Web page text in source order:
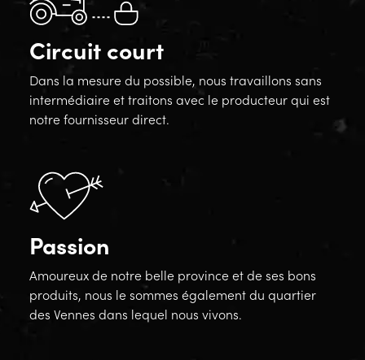
Circuit court
Dans la mesure du possible, nous travaillons sans
intermédiaire et traitons avec le producteur qui est
notre fournisseur direct.
Passion
Amoureux de notre belle province et de ses bons
produits, nous le sommes également du quartier
des Vennes dans lequel nous vivons.